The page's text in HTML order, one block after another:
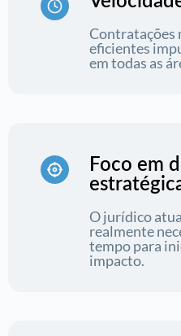
Contratações
eficientes
em todas as
Foco em
O jurídico
realmente
tempo para
impacto.